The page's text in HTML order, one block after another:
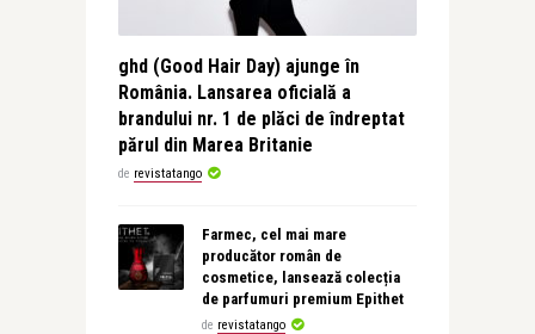
ghd (Good Hair Day) ajunge în
România. Lansarea oficială a
brandului nr. 1 de plăci de îndreptat
părul din Marea Britanie
de revistatango
Farmec, cel mai mare
producător român de
cosmetice, lansează colecția
de parfumuri premium Epithet
de revistatango